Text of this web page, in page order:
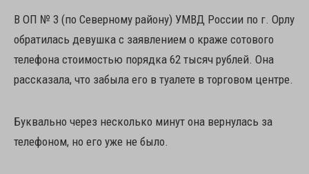
В ОП № 3 (по Северному району) УМВД России по г. Орлу
обратилась девушка с заявлением о краже сотового
телефона стоимостью порядка 62 тысяч рублей. Она
рассказала, что забыла его в туалете в торговом центре.
Буквально через несколько минут она вернулась за
телефоном, но его уже не было.